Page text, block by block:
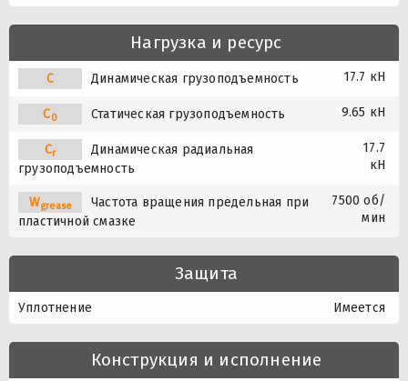
Нагрузка и ресурс
C Динамическая грузоподъемность 17.7 кН
C0 Статическая грузоподъемность 9.65 кН
Cr
Динамическая радиальная
грузоподъемность
17.7
кН
Wgrease
Частота вращения предельная при
пластичной смазке
7500 об/
мин
Защита
Уплотнение Имеется
Конструкция и исполнение